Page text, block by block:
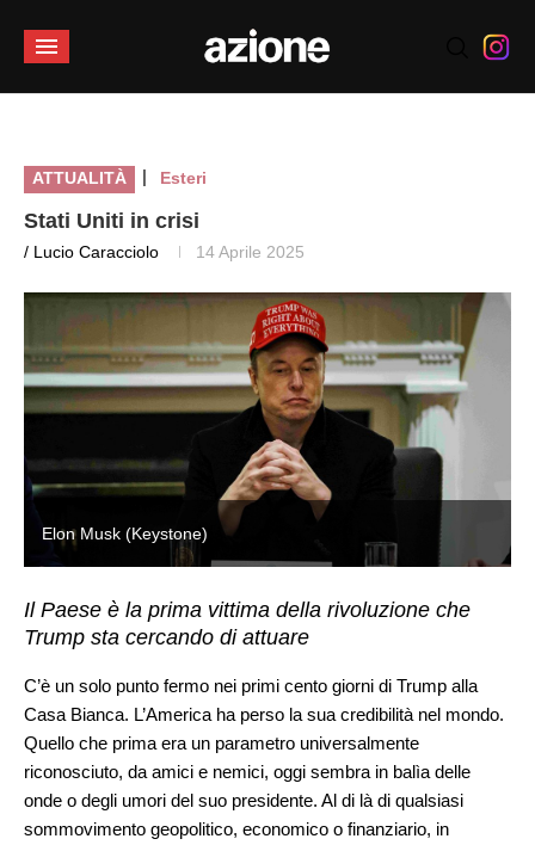
ATTUALITÀ | Esteri
Stati Uniti in crisi
/ Lucio Caracciolo 14 Aprile 2025
Elon Musk (Keystone)
Il Paese è la prima vittima della rivoluzione che
Trump sta cercando di attuare
C’è un solo punto fermo nei primi cento giorni di Trump alla
Casa Bianca. L’America ha perso la sua credibilità nel mondo.
Quello che prima era un parametro universalmente
riconosciuto, da amici e nemici, oggi sembra in balìa delle
onde o degli umori del suo presidente. Al di là di qualsiasi
sommovimento geopolitico, economico o finanziario, in